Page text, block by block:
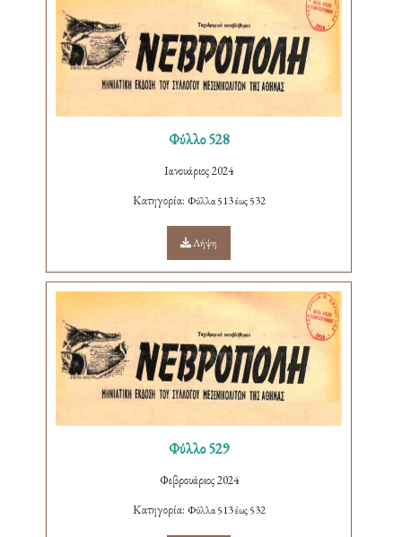
Φύλλο 528
Ιανουάριος 2024
Κατηγορία: Φύλλα 513 έως 532
Λήψη
Φύλλο 529
Φεβρουάριος 2024
Κατηγορία: Φύλλα 513 έως 532